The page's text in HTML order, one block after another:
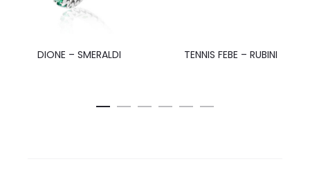
DIONE – SMERALDI TENNIS FEBE – RUBINI